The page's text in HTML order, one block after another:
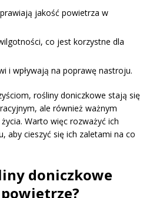
jakość powietrza w
co jest korzystne dla
i wpływają na poprawę nastroju.
rośliny doniczkowe stają się
ale również ważnym
Warto więc rozważyć ich
aby cieszyć się ich zaletami na co
doniczkowe